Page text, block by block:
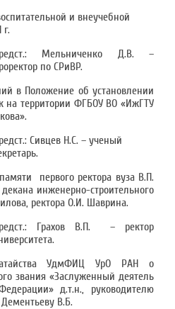
и внеучебной
Мельниченко Д.В. –
по СРиВР.
в Положение об установлении
на территории ФГБОУ ВО «ИжГТУ
Сивцев Н.С. – ученый
первого ректора вуза В.П.
инженерно-строительного
ректора О.И. Шаврина.
Грахов В.П. – ректор
УдмФИЦ УрО РАН о
звания «Заслуженный деятель
д.т.н., руководителю
В.Б.